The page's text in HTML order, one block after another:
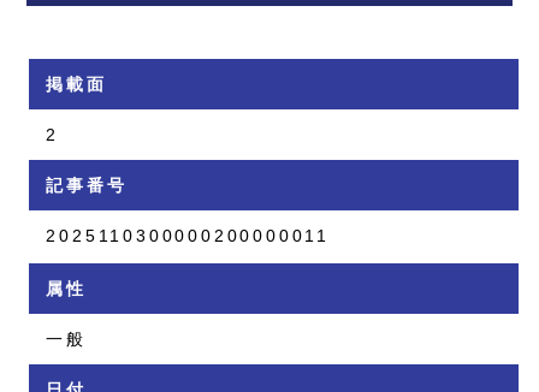
掲載面
2
記事番号
2025110300000200000011
属性
一般